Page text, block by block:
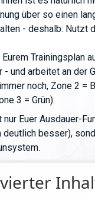
über so einen
- deshalb: Nutzt
Trainingsplan
- und arbeitet an der
noch, Zone 2 =
3 = Grün).
nur Euer Ausdauer-
deutlich besser),